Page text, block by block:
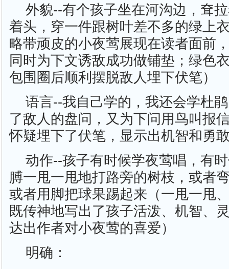
外貌--有个孩子坐在河沟边，耷
着头，穿一件跟树叶差不多的绿上
略带顽皮的小夜莺展现在读者面前
同时为下文诱敌成功做铺垫；绿色
包围圈后顺利摆脱敌人埋下伏笔）
语言--我自己学的，我还会学杜
了敌人的盘问，又为下问用鸟叫报
怀疑埋下了伏笔，显示出机智和勇
动作--孩子有时候学夜莺唱，有
膊一甩一甩地打路旁的树枝，或者
或者用脚把球果踢起来（一甩一甩
既传神地写出了孩子活泼、机智、
达出作者对小夜莺的喜爱）
明确：